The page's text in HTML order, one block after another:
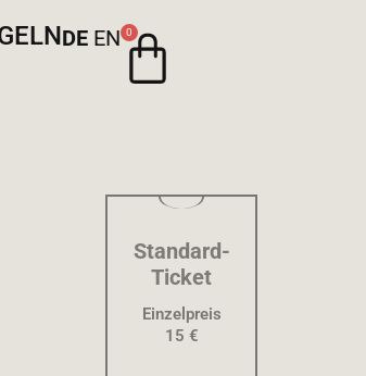
DE EN 0
Standard-
Ticket
Einzelpreis
15 €